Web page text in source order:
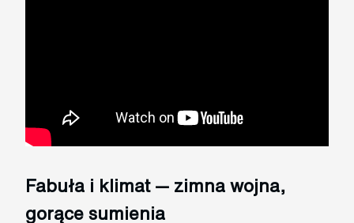
Fabuła i klimat — zimna wojna,
gorące sumienia